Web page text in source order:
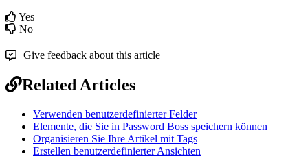
Yes
No
Give feedback about this article
Related Articles
Verwenden benutzerdefinierter Felder
Elemente, die Sie in Password Boss speichern können
Organisieren Sie Ihre Artikel mit Tags
Erstellen benutzerdefinierter Ansichten